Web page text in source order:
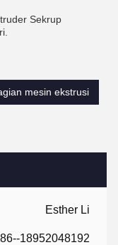
Esther Li
86--18952048192
Sekrup
mesin ekstrusi